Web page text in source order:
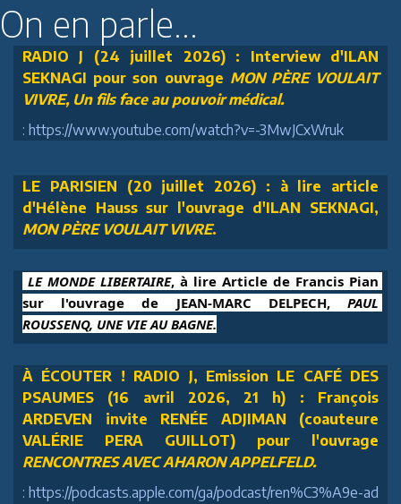
On en parle...
RADIO J (24 juillet 2026) : Interview d'ILAN
SEKNAGI pour son ouvrage MON PÈRE VOULAIT
VIVRE, Un fils face au pouvoir médical.
: https://www.youtube.com/watch?v=-3MwJCxWruk
LE PARISIEN (20 juillet 2026) : à lire article
d'Hélène Hauss sur l'ouvrage d'ILAN SEKNAGI,
MON PÈRE VOULAIT VIVRE.
LE MONDE LIBERTAIRE, à lire Article de Francis Pian
sur l'ouvrage de JEAN-MARC DELPECH, PAUL
ROUSSENQ, UNE VIE AU BAGNE.
À ÉCOUTER ! RADIO J, Emission LE CAFÉ DES
PSAUMES (16 avril 2026, 21 h) : François
ARDEVEN invite RENÉE ADJIMAN (coauteure
VALÉRIE PERA GUILLOT) pour l'ouvrage
RENCONTRES AVEC AHARON APPELFELD.
: https://podcasts.apple.com/ga/podcast/ren%C3%A9e-ad